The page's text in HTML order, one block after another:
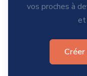
vos proches à
et